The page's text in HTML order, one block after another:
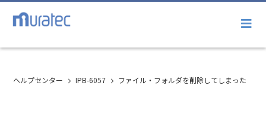
ヘルプセンター IPB-6057 ファイル・フォルダを削除してしまった